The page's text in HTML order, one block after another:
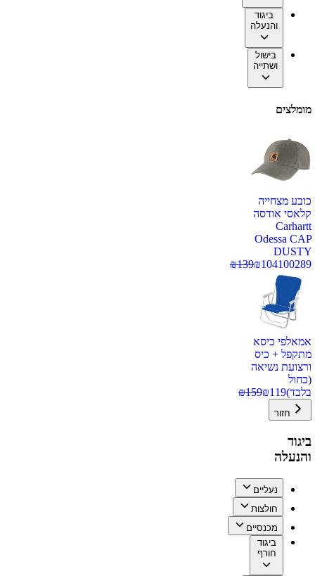
ביגוד
והנעלה
בישול
ושתייה
מומלצים
כובע מצחייה
קלאסי אודסה
Carhartt
Odessa CAP
DUSTY
100289
₪104
₪139
אמאלפי כיסא
מתקפל + כיס
ורצועת נשיאה
(כחול
בלבד)
₪119
₪159
חזור
ביגוד
והנעלה
נעליים
חולצות
מכנסיים
ביגוד
חורף